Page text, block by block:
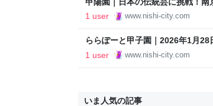
す - 西宮さんぽ ご近所情報
1 user www.nishi-city.com
ららぽーと甲子園｜2026年1月
ク！豆まきパラパラ！鬼退治』
1 user www.nishi-city.com
いま人気の記事